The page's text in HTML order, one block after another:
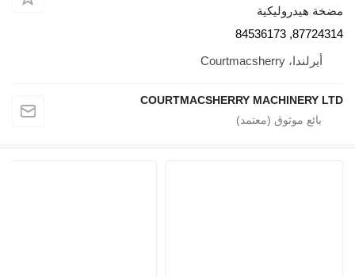
مضخة هيدروليكية
87724314, 84536173
أيرلندا، Courtmacsherry
COURTMACSHERRY MACHINERY LTD